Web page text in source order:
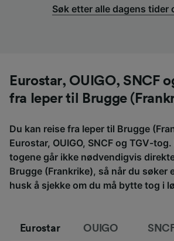
Søk etter alle dagens tider
Eurostar, OUIGO, SNCF
fra Ieper til Brugge
Du kan reise fra Ieper til Brugge
Eurostar, OUIGO, SNCF og TGV-
togene går ikke nødvendigvis
Brugge (Frankrike), så når du søker
husk å sjekke om du må bytte tog i
Eurostar OUIGO